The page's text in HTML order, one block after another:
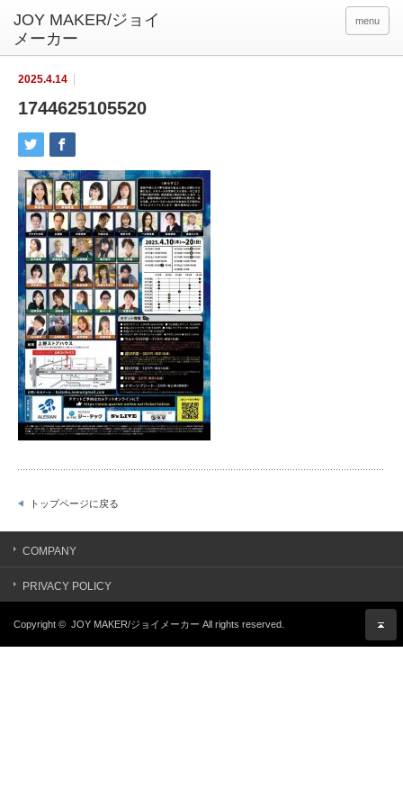
menu
2025.4.14
1744625105520
トップページに戻る
COMPANY
PRIVACY POLICY
Copyright © JOY MAKER/ジョイメーカー All rights reserved.